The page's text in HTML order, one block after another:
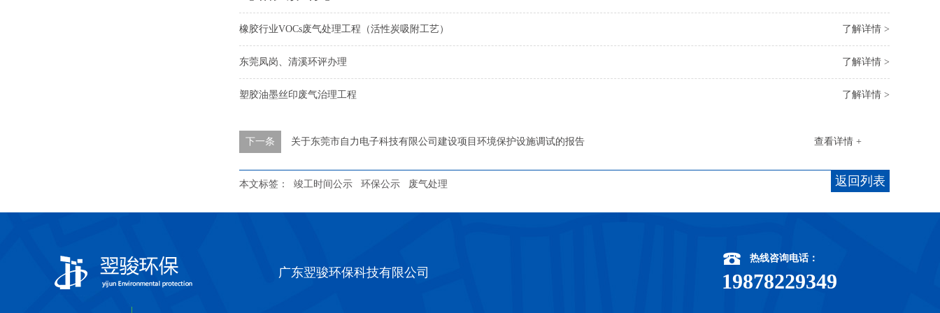
了解详情 >
橡胶行业VOCs废气处理工程（活性炭吸附工艺）
了解详情 >
东莞凤岗、清溪环评办理
了解详情 >
塑胶油墨丝印废气治理工程
查看详情 +
下一条 关于东莞市自力电子科技有限公司建设项目环境保护设施调试的报告
返回列表
本文标签： 竣工时间公示 环保公示 废气处理
广东翌骏环保科技有限公司
热线咨询电话：
19878229349